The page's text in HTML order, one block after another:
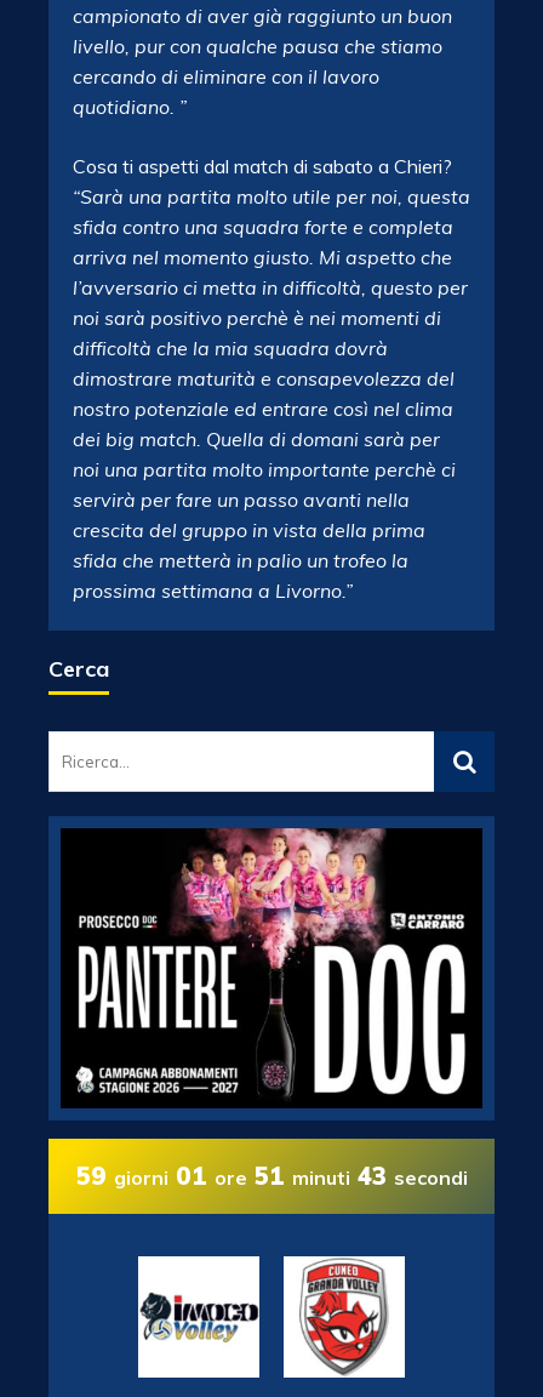
campionato di aver già raggiunto un buon
livello, pur con qualche pausa che stiamo
cercando di eliminare con il lavoro
quotidiano. ”
Cosa ti aspetti dal match di sabato a Chieri?
“Sarà una partita molto utile per noi, questa
sfida contro una squadra forte e completa
arriva nel momento giusto. Mi aspetto che
l’avversario ci metta in difficoltà, questo per
noi sarà positivo perchè è nei momenti di
difficoltà che la mia squadra dovrà
dimostrare maturità e consapevolezza del
nostro potenziale ed entrare così nel clima
dei big match. Quella di domani sarà per
noi una partita molto importante perchè ci
servirà per fare un passo avanti nella
crescita del gruppo in vista della prima
sfida che metterà in palio un trofeo la
prossima settimana a Livorno.”
Cerca
59 giorni 01 ore 51 minuti 43 secondi